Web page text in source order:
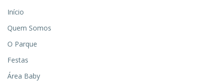
Início
Quem Somos
O Parque
Festas
Área Baby